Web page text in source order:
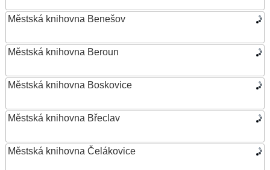
Městská knihovna Benešov
Městská knihovna Beroun
Městská knihovna Boskovice
Městská knihovna Břeclav
Městská knihovna Čelákovice